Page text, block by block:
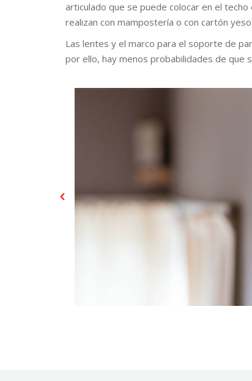
articulado que se puede colocar en el
realizan con mampostería o con cartón
Las lentes y el marco para el soporte de
por ello, hay menos probabilidades de que